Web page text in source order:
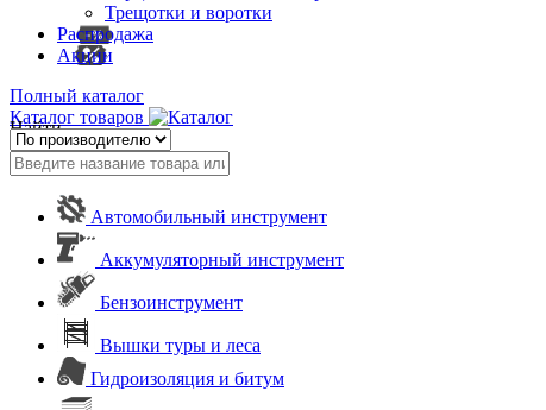
Трещотки и воротки
Распродажа
Акции
Полный каталог
Каталог товаров
Найти
Автомобильный инструмент
Аккумуляторный инструмент
Бензоинструмент
Вышки туры и леса
Гидроизоляция и битум